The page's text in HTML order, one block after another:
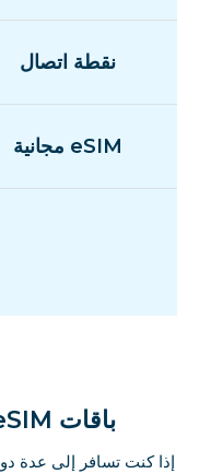
نقطة اتصال
eSIM مجانية
باقات eSIM إقليمية بأسعار أوفر
إذا كنت تسافر إلى عدة